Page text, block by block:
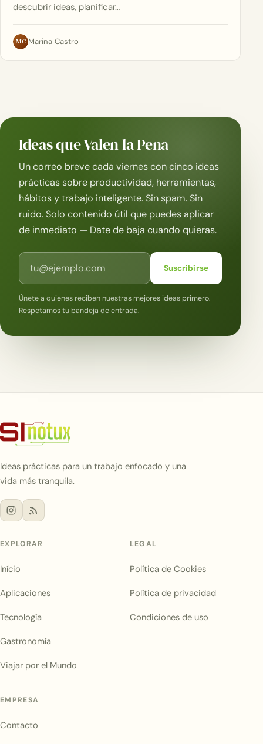
descubrir ideas, planificar…
MC Marina Castro
Ideas que Valen la Pena
Un correo breve cada viernes con cinco ideas
prácticas sobre productividad, herramientas,
hábitos y trabajo inteligente. Sin spam. Sin
ruido. Solo contenido útil que puedes aplicar
de inmediato — Date de baja cuando quieras.
Correo electrónico
Suscribirse
Únete a quienes reciben nuestras mejores ideas primero.
Respetamos tu bandeja de entrada.
Ideas prácticas para un trabajo enfocado y una
vida más tranquila.
EXPLORAR
Início
Aplicaciones
Tecnología
Gastronomía
Viajar por el Mundo
LEGAL
Política de Cookies
Política de privacidad
Condiciones de uso
EMPRESA
Contacto